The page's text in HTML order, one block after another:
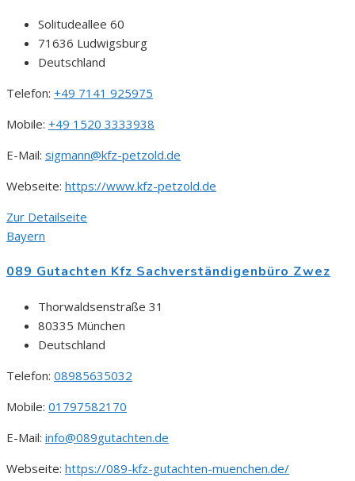
Solitudeallee 60
71636 Ludwigsburg
Deutschland
Telefon: +49 7141 925975
Mobile: +49 1520 3333938
E-Mail: sigmann@kfz-petzold.de
Webseite: https://www.kfz-petzold.de
Zur Detailseite
Bayern
089 Gutachten Kfz Sachverständigenbüro Zwez
Thorwaldsenstraße 31
80335 München
Deutschland
Telefon: 08985635032
Mobile: 01797582170
E-Mail: info@089gutachten.de
Webseite: https://089-kfz-gutachten-muenchen.de/